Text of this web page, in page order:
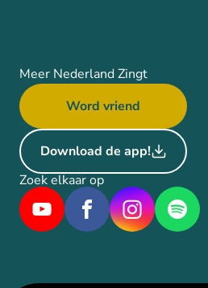
Meer Nederland Zingt
Word vriend
Download de app!
Zoek elkaar op